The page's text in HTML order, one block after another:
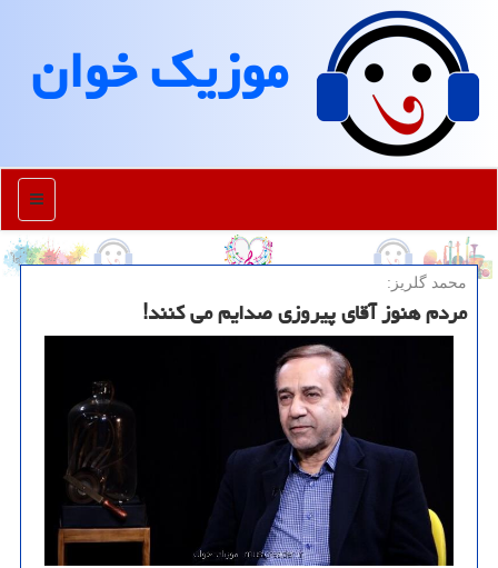
موزیك خوان
منو
محمد گلریز:
مردم هنوز آقای پیروزی صدایم می کنند!